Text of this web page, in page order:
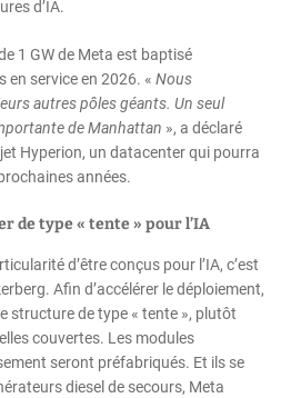
d’IA.
1 GW de Meta est baptisé
en service en 2026. « Nous
autres pôles géants. Un seul
de Manhattan », a déclaré
Hyperion, un datacenter qui pourra
années.
de type « tente » pour l’IA
d’être conçus pour l’IA, c’est
Afin d’accélérer le déploiement,
structure de type « tente », plutôt
couvertes. Les modules
seront préfabriqués. Et ils se
diesel de secours, Meta